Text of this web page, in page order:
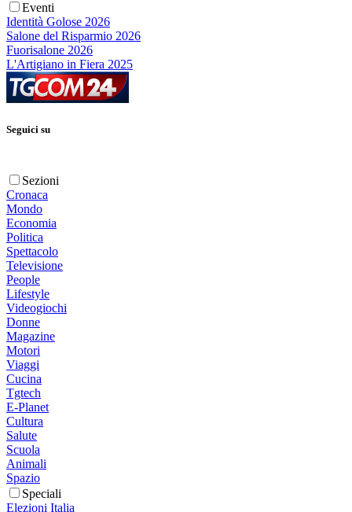
Eventi
Identità Golose 2026
Salone del Risparmio 2026
Fuorisalone 2026
L'Artigiano in Fiera 2025
Seguici su
Sezioni
Cronaca
Mondo
Economia
Politica
Spettacolo
Televisione
People
Lifestyle
Videogiochi
Donne
Magazine
Motori
Viaggi
Cucina
Tgtech
E-Planet
Cultura
Salute
Scuola
Animali
Spazio
Speciali
Elezioni Italia